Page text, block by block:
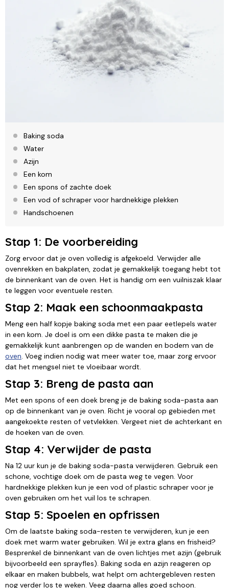
Baking soda
Water
Azijn
Een kom
Een spons of zachte doek
Een vod of schraper voor hardnekkige plekken
Handschoenen
Stap 1: De voorbereiding
Zorg ervoor dat je oven volledig is afgekoeld. Verwijder alle
ovenrekken en bakplaten, zodat je gemakkelijk toegang hebt tot
de binnenkant van de oven. Het is handig om een vuilniszak klaar
te leggen voor eventuele resten.
Stap 2: Maak een schoonmaakpasta
Meng een half kopje baking soda met een paar eetlepels water
in een kom. Je doel is om een dikke pasta te maken die je
gemakkelijk kunt aanbrengen op de wanden en bodem van de
oven. Voeg indien nodig wat meer water toe, maar zorg ervoor
dat het mengsel niet te vloeibaar wordt.
Stap 3: Breng de pasta aan
Met een spons of een doek breng je de baking soda-pasta aan
op de binnenkant van je oven. Richt je vooral op gebieden met
aangekoekte resten of vetvlekken. Vergeet niet de achterkant en
de hoeken van de oven.
Stap 4: Verwijder de pasta
Na 12 uur kun je de baking soda-pasta verwijderen. Gebruik een
schone, vochtige doek om de pasta weg te vegen. Voor
hardnekkige plekken kun je een vod of plastic schraper voor je
oven gebruiken om het vuil los te schrapen.
Stap 5: Spoelen en opfrissen
Om de laatste baking soda-resten te verwijderen, kun je een
doek met warm water gebruiken. Wil je extra glans en frisheid?
Besprenkel de binnenkant van de oven lichtjes met azijn (gebruik
bijvoorbeeld een sprayfles). Baking soda en azijn reageren op
elkaar en maken bubbels, wat helpt om achtergebleven resten
nog verder los te weken. Veeg daarna alles goed schoon.